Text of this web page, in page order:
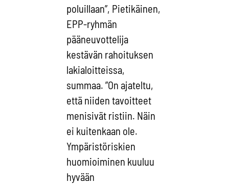
poluillaan”, Pietikäinen,
EPP-ryhmän
pääneuvottelija
kestävän rahoituksen
lakialoitteissa,
summaa. ”On ajateltu,
että niiden tavoitteet
menisivät ristiin. Näin
ei kuitenkaan ole.
Ympäristöriskien
huomioiminen kuuluu
hyvään